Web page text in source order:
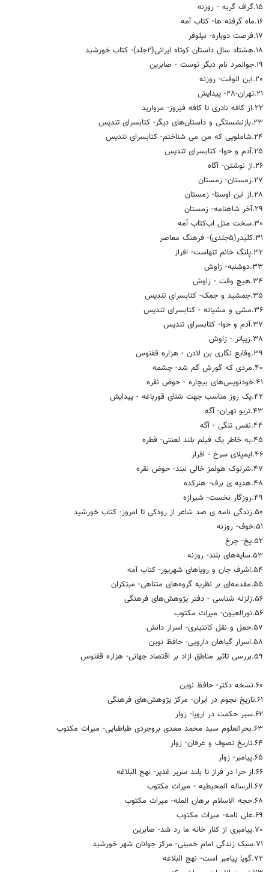
۱۵.گراف گربه - روزنه
۱۶.ماه گرفته ها‌- کتاب آمه
۱۷.فرصت دوباره- نیلوفر
۱۸.هشتاد سال داستان کوتاه ایرانی(۲جلد)- کتاب خورشید
۱۹.جوانمرد نام دیگر توست‌ - صابرین
۲۰.ابن الوقت‌- روزنه
۲۱.تهران-۲۸- پیدایش
۲۲.از کافه نادری تا کافه فیروز- مروارید
۲۳.بازنشستگی و داستان‌های دیگر- کتابسرای تندیس
۲۴.شاملویی که من می شناختم- کتابسرای تندیس
۲۵.آدم و حوا‌- کتابسرای تندیس
۲۶.از نوشتن- آگاه
۲۷.زمستان- زمستان
۲۸.از این اوستا- زمستان
۲۹.آخر شاهنامه‌- زمستان
۳۰.سخت مثل اب‌کتاب آمه
۳۱.کلیدر(۵جلدی)- فرهنگ معاصر
۳۲.پلنگ خانم تنهاست- افراز
۳۳.دوشنبه- زاوش
۳۴.هیچ وقت‌ - زاوش
۳۵.جمشید و جمک‌- کتابسرای تندیس
۳۶.مشی و مشیانه‌ - کتابسرای تندیس
۳۷.آدم و حوا‌- کتابسرای تندیس
۳۸.زیباتر‌ - زاوش
۳۹.وقایع نگاری بن لادن‌ - هزاره ققنوس
۴۰.مردی که گورش گم شد- چشمه
۴۱.خودنویس‌های بیچاره‌ - حوض نقره
۴۲.یک روز مناسب جهت شنای قورباغه‌ - پیدایش
۴۳.تریو تهران‌- آگه
۴۴.نفس تنگی‌ - آگه
۴۵.به خاطر یک فیلم بلند لعنتی- قطره
۴۶.ایمپلای سرخ‌ - افراز
۴۷.شرلوک هولمز خالی نبند‌- حوض نقره
۴۸.هدیه ی برف- هنرکده
۴۹.روزگار نخست- شیرازه
۵۰.زندگی نامه ی صد شاعر از رودکی تا امروز- کتاب خورشید
۵۱.خوف- روزنه
۵۲.یخ- چرخ
۵۳.سایه‌های بلند- روزنه
۵۴.اشرف جان و رویاهای شهریور‌- کتاب آمه
۵۵.مقدمه‌ای بر نظریه گروه‌های متناهی- مبتکران
۵۶.زلزله شناسی‌ - دفتر پژوهش‌های فرهنگی
۵۶.نورالعیون‌- میراث مکتوب
۵۷.حمل و نقل کانتینری- اسرار دانش
۵۸.اسرار گیاهان دارویی- حافظ نوین
۵۹.بررسی تاثیر مناطق ازاد بر اقتصاد جهانی- هزاره ققنوس
۶۰.نسخه دکتر- حافظ نوین
۶۱.تاریخ نجوم در ایران- مرکز پژوهش‌های فرهنگی
۶۲.سیر حکمت در اروپا- زوار
۶۳.بحرالعلوم سید محمد معدی بروجردی طباطبایی- میراث مکتوب
۶۴.تاریخ تصوف و عرفان- زوار
۶۵.پیامبر- زوار
۶۶.از حرا در فراز تا بلند سریر غدیر- نهج البلاغه
۶۷.الرساله المحیطیه‌ - میراث مکتوب
۶۸.حجه الاسلام برهان المله‌- میراث مکتوب
۶۹.علی نامه‌- میراث مکتوب
۷۰.پیامبری از کنار خانه ما رد شد‌- صابرین
۷۱.سبک زندگی امام خمینی- مرکز جوانان شهر خورشید
۷۲.گویا پیامبر است‌- نهج البلاغه